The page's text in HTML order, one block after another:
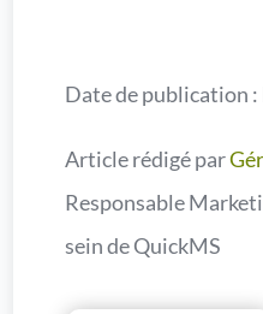
Date de publication :
Article rédigé par
Responsable
sein de QuickMS